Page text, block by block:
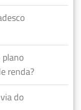
plano
renda?
do